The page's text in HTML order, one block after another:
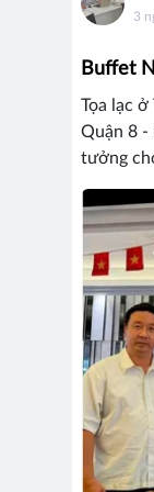
3
Buffet
Tọa lạc
Quận 8 -
tưởng